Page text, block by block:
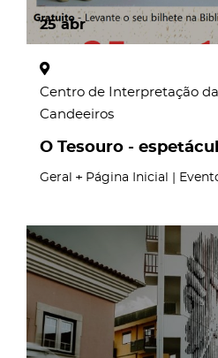
25 abr
Centro de Interpretação
Candeeiros
O Tesouro -
Geral Página Inicial |
page